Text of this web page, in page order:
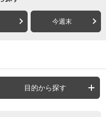
今週末
目的から探す